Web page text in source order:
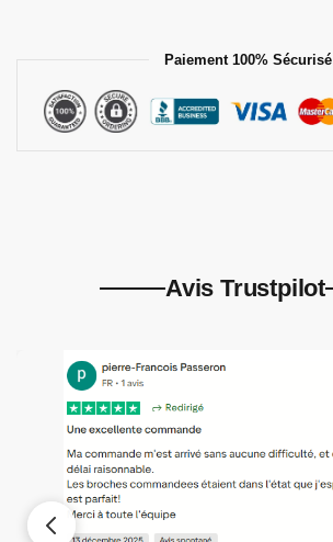
Paiement 100% Sécurisé
Avis Trustpilot